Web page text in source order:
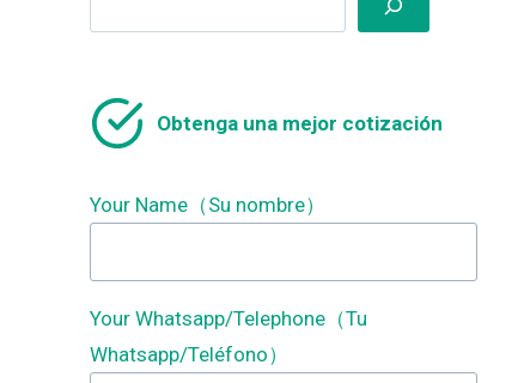
Obtenga una mejor cotización
Your Name（Su nombre）
Your Whatsapp/Telephone（Tu
Whatsapp/Teléfono）